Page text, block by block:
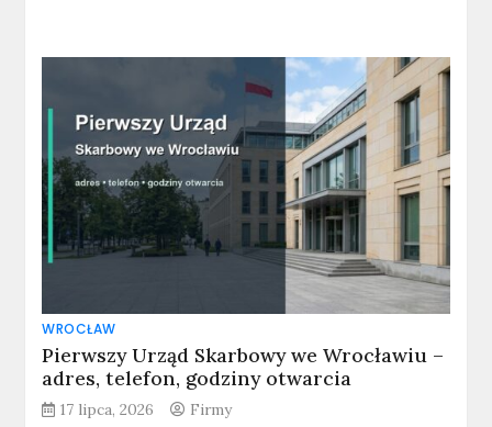
WROCŁAW
Pierwszy Urząd Skarbowy we Wrocławiu –
adres, telefon, godziny otwarcia
17 lipca, 2026 Firmy